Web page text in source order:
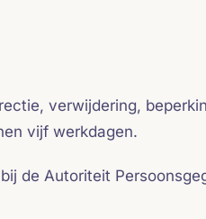
verwijdering,
vijf werkdagen.
de Autoriteit